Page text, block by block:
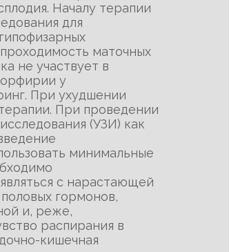
Началу терапии
для
маточных
не участвует в
у
При ухудшении
При проведении
(УЗИ) как
минимальные
с нарастающей
гормонов,
и, реже,
распирания в
кишечная